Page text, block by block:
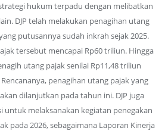
hukum terpadu dengan melibatkan
DJP telah melakukan penagihan utang
putusannya sudah inkrah sejak 2025.
tersebut mencapai Rp60 triliun. Hingga
utang pajak senilai Rp11,48 triliun
penagihan utang pajak yang
dilanjutkan pada tahun ini. DJP juga
untuk melaksanakan kegiatan penegakan
pada 2026, sebagaimana Laporan Kinerja